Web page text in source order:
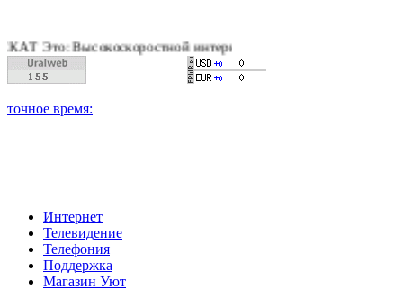
интернет, качественное цифровое и
Интернет
Телевидение
Телефония
Поддержка
Магазин Уют